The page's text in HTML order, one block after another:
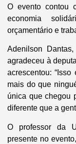
O evento contou
economia
orçamentário e
Adenilson
agradeceu à
acrescentou:
mais do que
única que chegou
diferente que a
O professor da
presente no